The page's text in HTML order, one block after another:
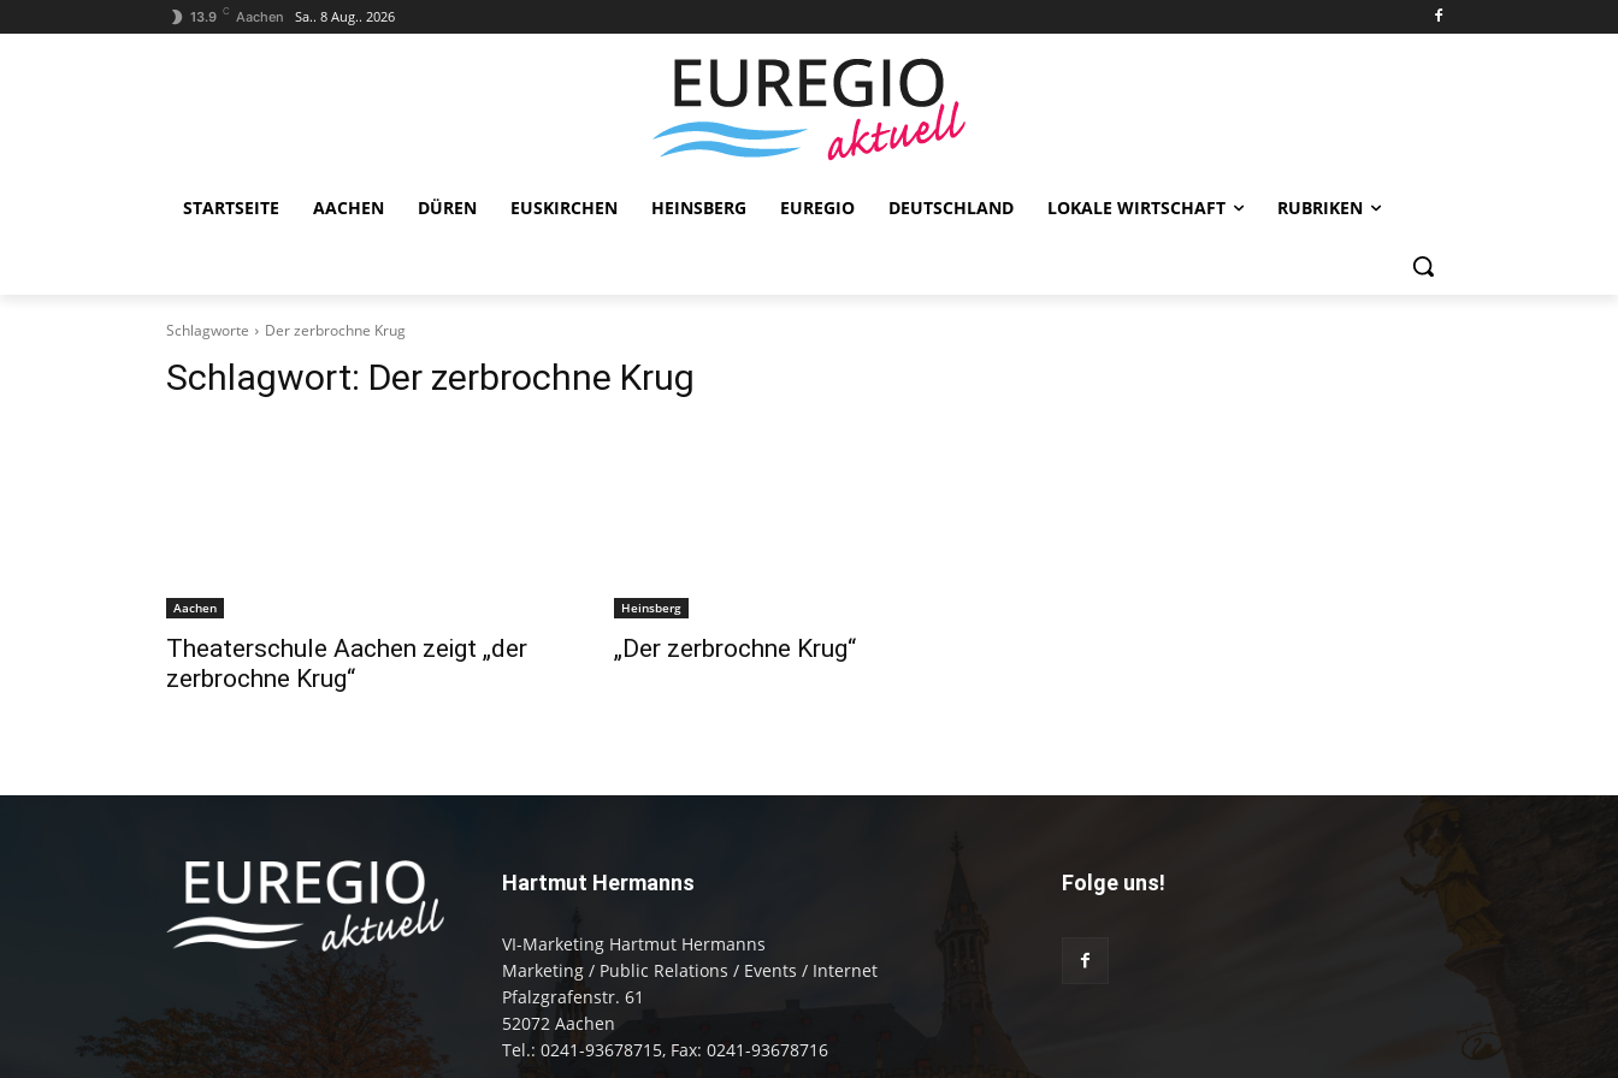
13.9 C Aachen Sa.. 8 Aug.. 2026
STARTSEITE AACHEN DÜREN EUSKIRCHEN HEINSBERG EUREGIO DEUTSCHLAND LOKALE WIRTSCHAFT RUBRIKEN
Schlagworte Der zerbrochne Krug
Schlagwort: Der zerbrochne Krug
Aachen
Theaterschule Aachen zeigt „der
zerbrochne Krug“
Heinsberg
„Der zerbrochne Krug“
Hartmut Hermanns
VI-Marketing Hartmut Hermanns
Marketing / Public Relations / Events / Internet
Pfalzgrafenstr. 61
52072 Aachen
Tel.: 0241-93678715, Fax: 0241-93678716
Folge uns!